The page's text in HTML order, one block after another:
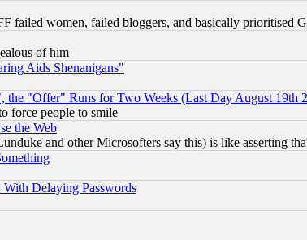
failed women, failed bloggers, and basically prioritised
of him
Aids Shenanigans"
"Offer" Runs for Two Weeks (Last Day August 19th
force people to smile
the Web
and other Microsofters say this) is like asserting
Delaying Passwords